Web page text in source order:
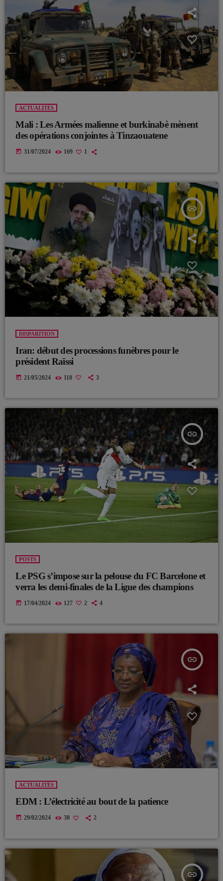
ACTUALITÉS
Mali : Les Armées malienne et burkinabè mènent
des opérations conjointes à Tinzaouatene
today 31/07/2024 169 1
insert_link
DISPARITION
Iran: début des processions funèbres pour le
président Raïssi
today 21/05/2024 118 3
insert_link
POSTS
Le PSG s’impose sur la pelouse du FC Barcelone et
verra les demi-finales de la Ligue des champions
today 17/04/2024 127 2 4
insert_link
ACTUALITÉS
EDM : L’électricité au bout de la patience
today 29/02/2024 38 2
insert_link